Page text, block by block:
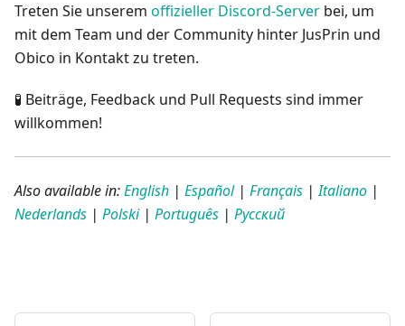
Treten Sie unserem offizieller Discord-Server bei, um
mit dem Team und der Community hinter JusPrin und
Obico in Kontakt zu treten.
🧪 Beiträge, Feedback und Pull Requests sind immer
willkommen!
Also available in:English | Español| Français |Italiano |
Nederlands | Polski| Português | Русский